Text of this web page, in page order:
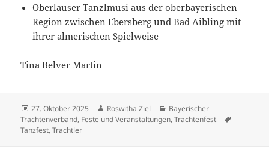
Oberlauser Tanzlmusi aus der oberbayerischen
Region zwischen Ebersberg und Bad Aibling mit
ihrer almerischen Spielweise
Tina Belver Martin
Veröffentlicht
am
27. Oktober 2025 Autor
Roswitha Ziel Kategorien
Bayerischer
Trachtenverband, Feste und Veranstaltungen,Trachtenfest
Tanzfest,Trachtler